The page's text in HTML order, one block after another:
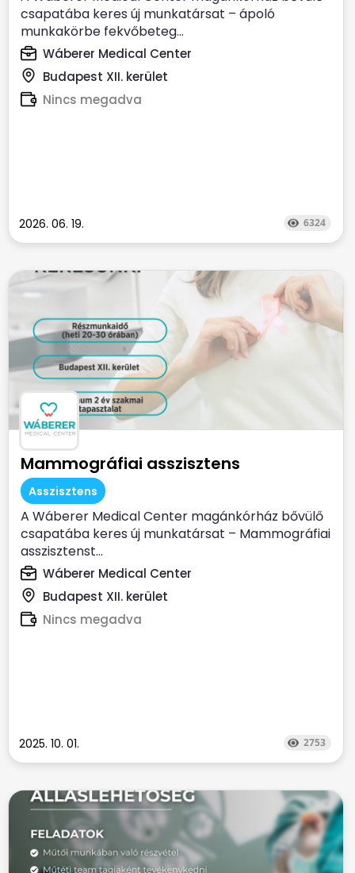
csapatába keres új munkatársat – ápoló
munkakörbe fekvőbeteg...
Wáberer Medical Center
Budapest XII. kerület
Nincs megadva
2026. 06. 19. 6324
Mammográfiai asszisztens
Asszisztens
A Wáberer Medical Center magánkórház bővülő
csapatába keres új munkatársat – Mammográfiai
asszisztenst...
Wáberer Medical Center
Budapest XII. kerület
Nincs megadva
2025. 10. 01. 2753